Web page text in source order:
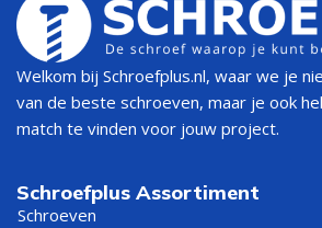
Welkom bij Schroefplus.nl, waar we je
van de beste schroeven, maar je ook
match te vinden voor jouw project.
Schroefplus Assortiment
Schroeven